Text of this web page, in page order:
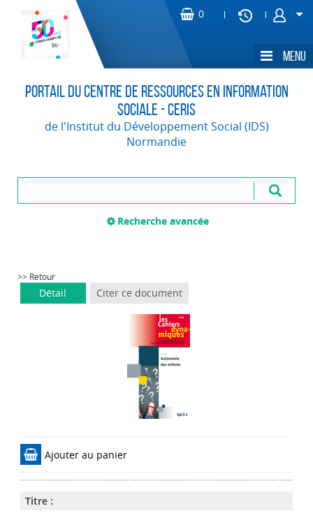
Portail du Centre de Ressources en Information
Sociale - CERIS
de l'Institut du Développement Social (IDS)
Normandie
Recherche avancée
>> Retour
Détail Citer ce document
Ajouter au panier
Titre :